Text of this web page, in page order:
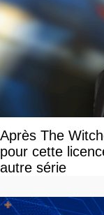
Après The
pour cette
autre série